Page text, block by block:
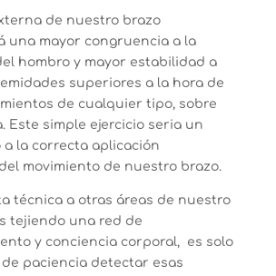
de nuestro brazo
una mayor congruencia a la
hombro y mayor estabilidad a
superiores a la hora de
de cualquier tipo, sobre
Este simple ejercicio seria un
a la correcta aplicación
movimiento de nuestro brazo.
técnica a otras áreas de nuestro
tejiendo una red de
y conciencia corporal, es solo
paciencia detectar esas